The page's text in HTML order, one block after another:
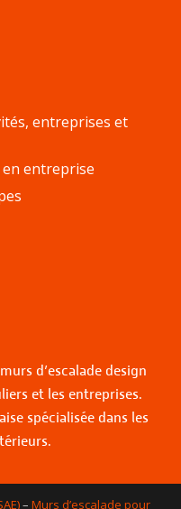
entreprises et
en entreprise
d’escalade design
et les entreprises.
spécialisée dans les
– Murs d’escalade pour